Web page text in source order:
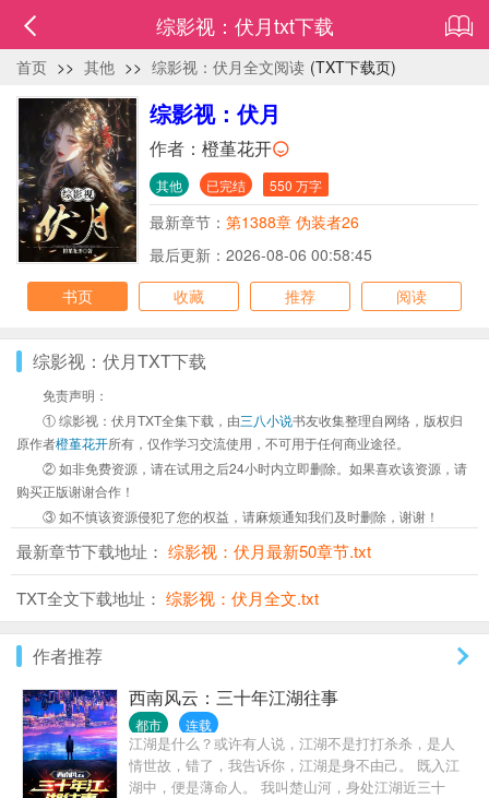
综影视：伏月txt下载
首页 >> 其他 >> 综影视：伏月全文阅读 (TXT下载页)
综影视：伏月
作者： 橙堇花开
其他 已完结 550 万字
最新章节： 第1388章 伪装者26
最后更新：2026-08-06 00:58:45
书页
收藏 推荐 阅读
综影视：伏月TXT下载
免责声明：
① 综影视：伏月TXT全集下载，由三八小说书友收集整理自网络，版权归
原作者橙堇花开所有，仅作学习交流使用，不可用于任何商业途径。
② 如非免费资源，请在试用之后24小时内立即删除。如果喜欢该资源，请
购买正版谢谢合作！
③ 如不慎该资源侵犯了您的权益，请麻烦通知我们及时删除，谢谢！
最新章节下载地址： 综影视：伏月最新50章节.txt
TXT全文下载地址： 综影视：伏月全文.txt
作者推荐
西南风云：三十年江湖往事
都市 连载
江湖是什么？或许有人说，江湖不是打打杀杀，是人
情世故，错了，我告诉你，江湖是身不由己。 既入江
湖中，便是薄命人。 我叫楚山河，身处江湖近三十